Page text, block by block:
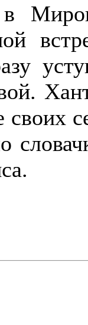
в
своих